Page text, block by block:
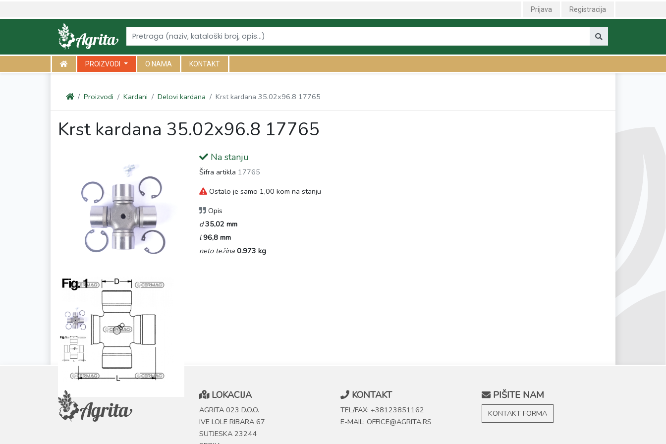
Prijava Registracija
PROIZVODI O NAMA KONTAKT
Proizvodi Kardani Delovi kardana Krst kardana 35.02x96.8 17765
Krst kardana 35.02x96.8 17765
Na stanju
Šifra artikla 17765
Ostalo je samo 1,00 kom na stanju
Opis
d 35,02 mm
l 96,8 mm
neto težina 0.973 kg
LOKACIJA
AGRITA 023 D.O.O.
IVE LOLE RIBARA 67
SUTJESKA 23244
KONTAKT
TEL/FAX: +38123851162
E-MAIL: OFFICE@AGRITA.RS
PIŠITE NAM
KONTAKT FORMA